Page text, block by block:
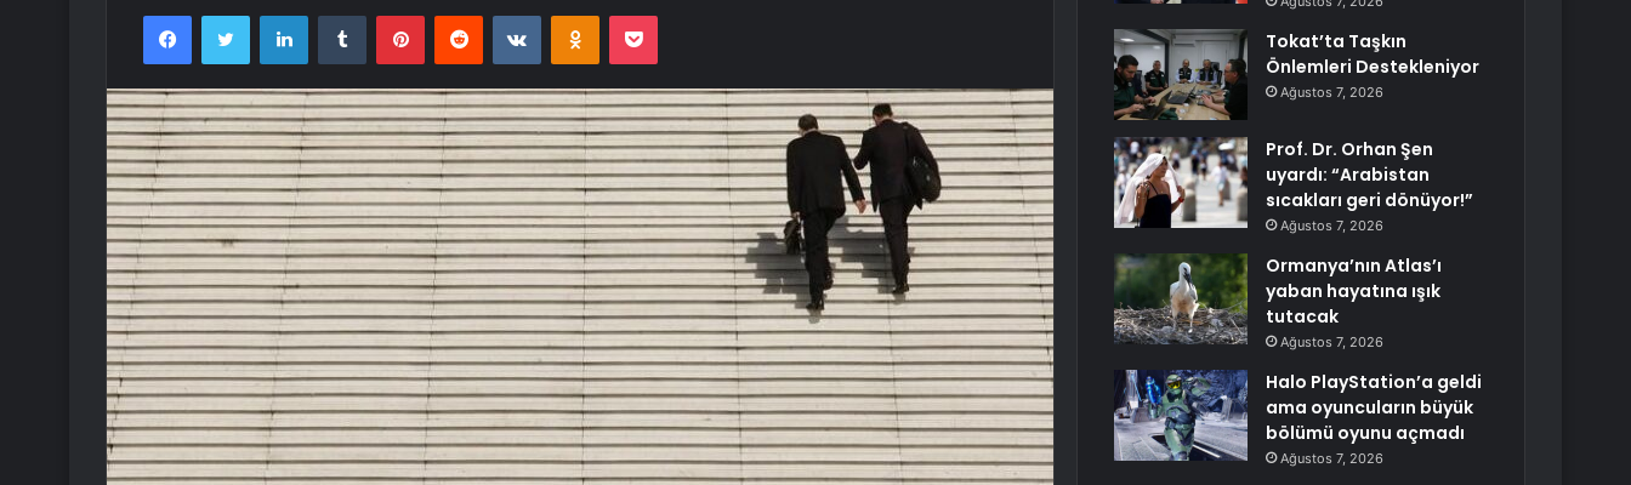
FacebookTwitter LinkedInTumblr PinterestReddit VKontakteOdnoklassniki
Pocket
Tokat’ta Taşkın
Önlemleri Destekleniyor
Ağustos 7, 2026
Prof. Dr. Orhan Şen
uyardı: “Arabistan
sıcakları geri dönüyor!”
Ağustos 7, 2026
Ormanya’nın Atlas’ı
yaban hayatına ışık
tutacak
Ağustos 7, 2026
Halo PlayStation’a geldi
ama oyuncuların büyük
bölümü oyunu açmadı
Ağustos 7, 2026